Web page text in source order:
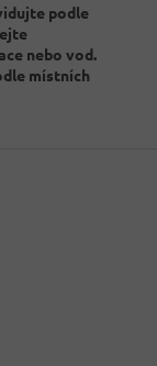
podle
nebo vod.
místních